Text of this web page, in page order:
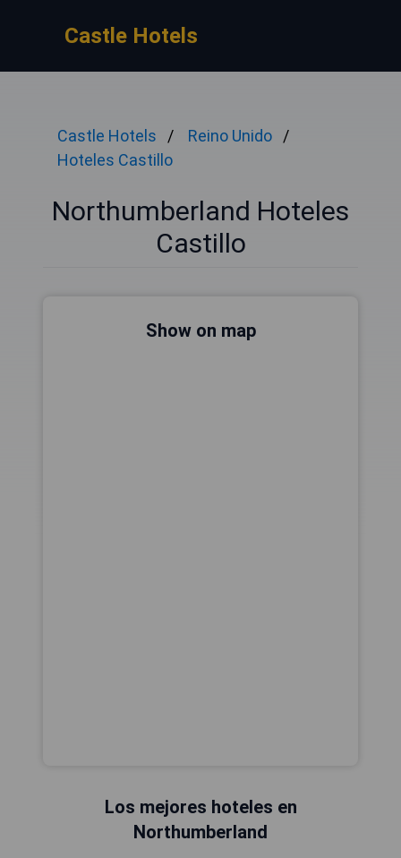
Castle Hotels
Castle Hotels
Reino Unido
Hoteles Castillo
Northumberland Hoteles
Castillo
Show on map
Los mejores hoteles en
Northumberland